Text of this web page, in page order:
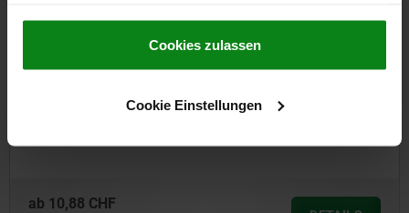
gesammelt haben.Cookie Richtlinien
Datenschutz|AGB
Cookies zulassen
Cookie Einstellungen
Stahl mit Toleranzausgleich für
CHF